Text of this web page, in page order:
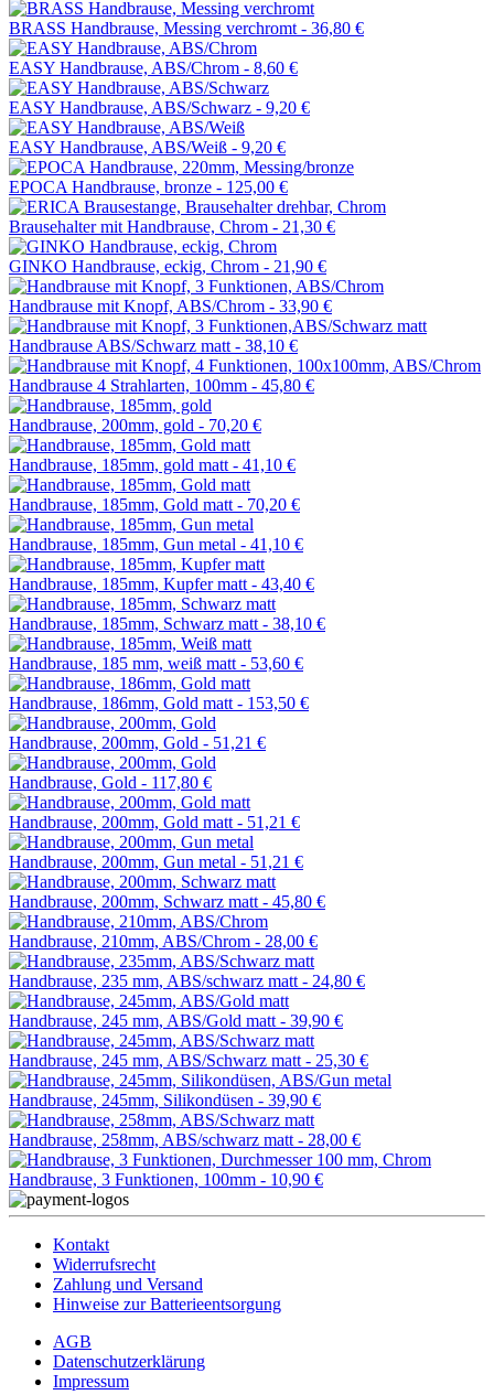
BRASS Handbrause, Messing verchromt - 36,80 €
EASY Handbrause, ABS/Chrom - 8,60 €
EASY Handbrause, ABS/Schwarz - 9,20 €
EASY Handbrause, ABS/Weiß - 9,20 €
EPOCA Handbrause, bronze - 125,00 €
Brausehalter mit Handbrause, Chrom - 21,30 €
GINKO Handbrause, eckig, Chrom - 21,90 €
Handbrause mit Knopf, ABS/Chrom - 33,90 €
Handbrause ABS/Schwarz matt - 38,10 €
Handbrause 4 Strahlarten, 100mm - 45,80 €
Handbrause, 200mm, gold - 70,20 €
Handbrause, 185mm, gold matt - 41,10 €
Handbrause, 185mm, Gold matt - 70,20 €
Handbrause, 185mm, Gun metal - 41,10 €
Handbrause, 185mm, Kupfer matt - 43,40 €
Handbrause, 185mm, Schwarz matt - 38,10 €
Handbrause, 185 mm, weiß matt - 53,60 €
Handbrause, 186mm, Gold matt - 153,50 €
Handbrause, 200mm, Gold - 51,21 €
Handbrause, Gold - 117,80 €
Handbrause, 200mm, Gold matt - 51,21 €
Handbrause, 200mm, Gun metal - 51,21 €
Handbrause, 200mm, Schwarz matt - 45,80 €
Handbrause, 210mm, ABS/Chrom - 28,00 €
Handbrause, 235 mm, ABS/schwarz matt - 24,80 €
Handbrause, 245 mm, ABS/Gold matt - 39,90 €
Handbrause, 245 mm, ABS/Schwarz matt - 25,30 €
Handbrause, 245mm, Silikondüsen - 39,90 €
Handbrause, 258mm, ABS/schwarz matt - 28,00 €
Handbrause, 3 Funktionen, 100mm - 10,90 €
Kontakt
Widerrufsrecht
Zahlung und Versand
Hinweise zur Batterieentsorgung
AGB
Datenschutzerklärung
Impressum